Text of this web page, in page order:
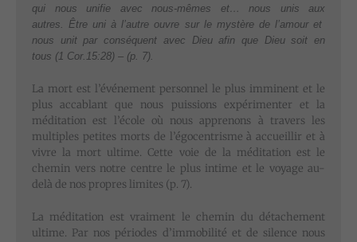
qui nous unifie avec nous-mêmes et… nous unis aux
autres. Être uni à l’autre ouvre sur le mystère de l’amour et
nous unit par conséquent avec Dieu afin que Dieu soit en
tous (1 Cor.15:28) – (p. 7).
La mort est l’événement personnel le plus imminent et le
plus accablant que nous puissions expérimenter et la
méditation est l’école où nous apprenons à travers les
multiples petites morts de l’égocentrisme à accueillir et à
vivre la mort ultime. Cette voie de la méditation est le
chemin vers notre centre le plus intime et le voyage au-
delà de nos propres limites (p. 7).
La méditation est vraiment le chemin du détachement
ultime. Par nos périodes d’immobilité et de silence nous